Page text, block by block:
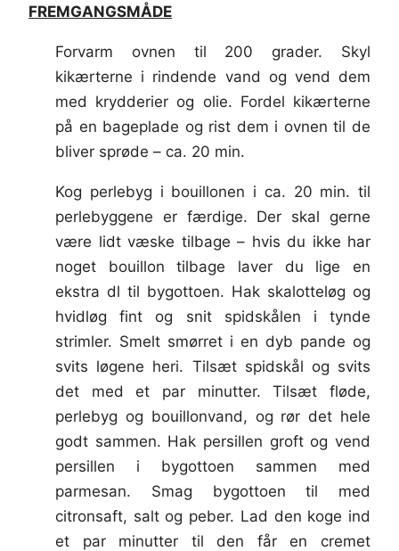
FREMGANGSMÅDE
Forvarm ovnen til 200 grader. Skyl
kikærterne i rindende vand og vend dem
med krydderier og olie. Fordel kikærterne
på en bageplade og rist dem i ovnen til de
bliver sprøde – ca. 20 min.
Kog perlebyg i bouillonen i ca. 20 min. til
perlebyggene er færdige. Der skal gerne
være lidt væske tilbage – hvis du ikke har
noget bouillon tilbage laver du lige en
ekstra dl til bygottoen. Hak skalotteløg og
hvidløg fint og snit spidskålen i tynde
strimler. Smelt smørret i en dyb pande og
svits løgene heri. Tilsæt spidskål og svits
det med et par minutter. Tilsæt fløde,
perlebyg og bouillonvand, og rør det hele
godt sammen. Hak persillen groft og vend
persillen i bygottoen sammen med
parmesan. Smag bygottoen til med
citronsaft, salt og peber. Lad den koge ind
et par minutter til den får en cremet